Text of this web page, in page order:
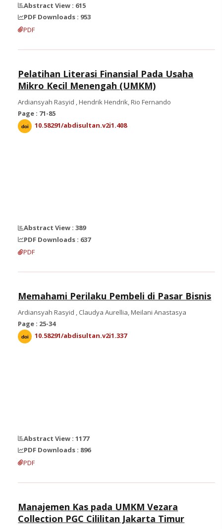
Abstract View : 615
PDF Downloads : 953
PDF
Pelatihan Literasi Finansial Pada Usaha
Mikro Kecil Menengah (UMKM)
Ardiansyah Rasyid , Hendrik Hendrik, Rio Fernando
Page : 71-85
doi 10.58291/abdisultan.v2i1.408
Abstract View : 389
PDF Downloads : 637
PDF
Memahami Perilaku Pembeli di Pasar Bisnis
Ardiansyah Rasyid , Claudya Aurellia, Meilani Anastasya
Page : 25-34
doi 10.58291/abdisultan.v2i1.337
Abstract View : 1177
PDF Downloads : 896
PDF
Manajemen Kas pada UMKM Vezara
Collection PGC Cililitan Jakarta Timur